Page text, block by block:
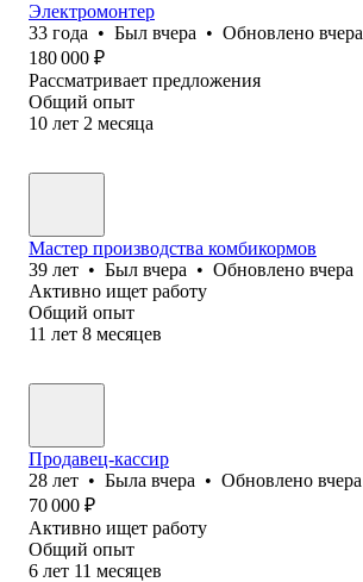
Электромонтер
33 года • Был вчера • Обновлено вчера
180 000 ₽
Рассматривает предложения
Общий опыт
10 лет 2 месяца
Мастер производства комбикормов
39 лет • Был вчера • Обновлено вчера
Активно ищет работу
Общий опыт
11 лет 8 месяцев
Продавец-кассир
28 лет • Была вчера • Обновлено вчера
70 000 ₽
Активно ищет работу
Общий опыт
6 лет 11 месяцев